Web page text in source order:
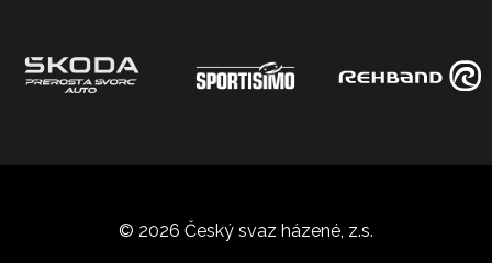
© 2026 Český svaz házené, z.s.